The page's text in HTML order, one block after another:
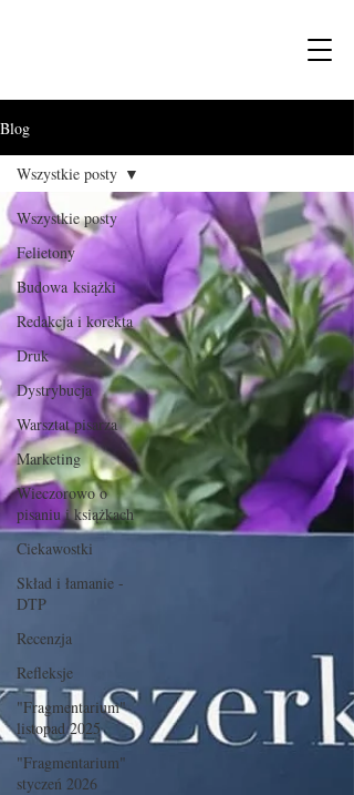
Blog
Wszystkie posty
Felietony
Budowa książki
Redakcja i korekta
Druk
Dystrybucja
Warsztat pisarza
Marketing
Wieczorowo o
pisaniu i książkach
Ciekawostki
Skład i łamanie -
DTP
Recenzja
Refleksje
"Fragmentarium"
listopad 2025
"Fragmentarium"
styczeń 2026
Wszystkie posty